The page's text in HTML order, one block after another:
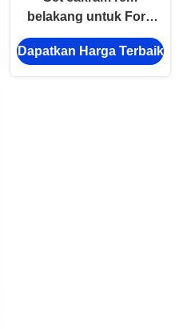
belakang untuk Ford
Transit V348 PUMA2.4
6C11-2A315-AB
Dapatkan Harga Terbaik